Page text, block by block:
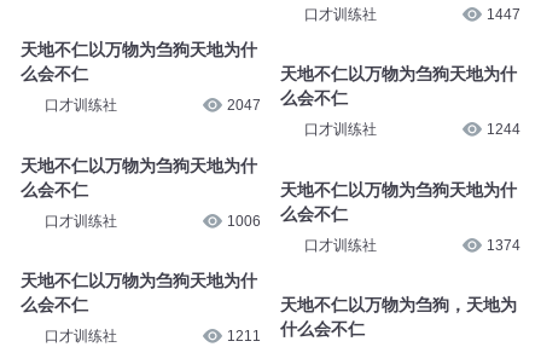
天地不仁以万物为刍狗天地为什
么会不仁
口才训练社 2047
天地不仁以万物为刍狗天地为什
么会不仁
口才训练社 1006
天地不仁以万物为刍狗天地为什
么会不仁
口才训练社 1211
口才训练社 1447
天地不仁以万物为刍狗天地为什
么会不仁
口才训练社 1244
天地不仁以万物为刍狗天地为什
么会不仁
口才训练社 1374
天地不仁以万物为刍狗，天地为
什么会不仁